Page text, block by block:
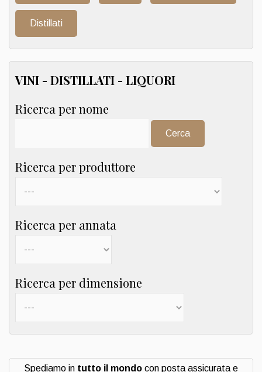
Distillati
VINI - DISTILLATI - LIQUORI
Ricerca per nome
Ricerca per produttore
Ricerca per annata
Ricerca per dimensione
Spediamo in tutto il mondo con posta assicurata e